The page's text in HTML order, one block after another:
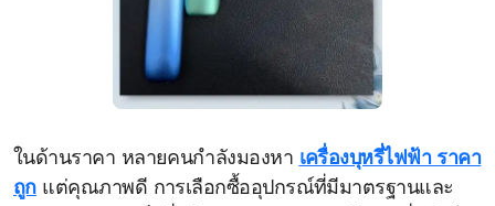
ในด้านราคา หลายคนกำลังมองหา เครื่องบุหรี่ไฟฟ้า ราคา
ถูกแต่คุณภาพดี การเลือกซื้ออุปกรณ์ที่มีมาตรฐานและ